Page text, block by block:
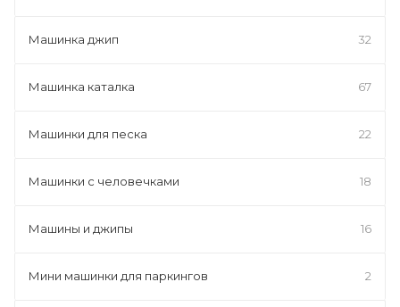
Машинка джип 32
Машинка каталка 67
Машинки для песка 22
Машинки с человечками 18
Машины и джипы 16
Мини машинки для паркингов 2